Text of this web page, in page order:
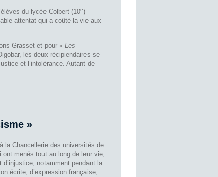
du lycée Colbert (10e) –
attentat qui a coûté la vie aux
Grasset et pour « Les
les deux récipiendaires se
et l’intolérance. Autant de
»
la Chancellerie des universités de
ont menés tout au long de leur vie,
notamment pendant la
écrite, d’expression française,